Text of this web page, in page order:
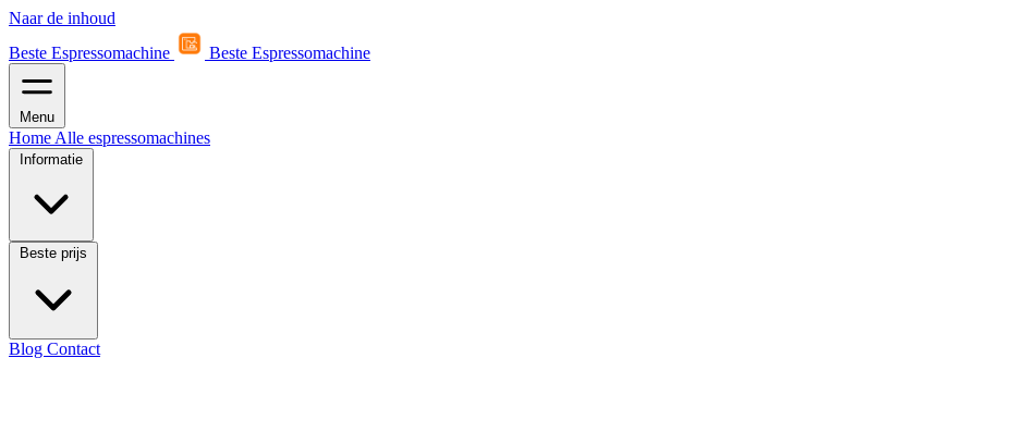
Naar de inhoud
Beste Espressomachine
Beste Espressomachine
Menu
Home Alle espressomachines
Informatie
Beste prijs
Blog Contact